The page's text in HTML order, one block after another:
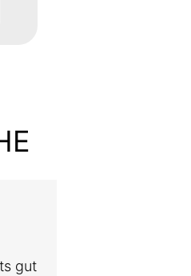
gut